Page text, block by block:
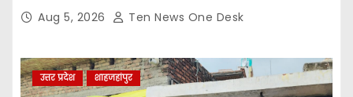
Aug 5, 2026 Ten News One Desk
उत्तर प्रदेश शाहजहांपुर